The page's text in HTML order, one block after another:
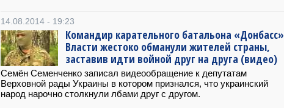
14.08.2014 - 19:23
Командир карательного батальона
Власти жестоко обманули жителей страны,
заставив идти войной друг на друга (видео)
Семён Семенченко записал видеообращение к депутатам
Верховной рады Украины в котором признался, что украинский
народ нарочно столкнули лбами друг с другом.